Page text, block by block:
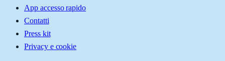
App accesso rapido
Contatti
Press kit
Privacy e cookie